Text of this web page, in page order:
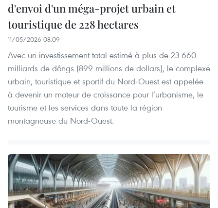
d'envoi d'un méga-projet urbain et
touristique de 228 hectares
11/05/2026 08:09
Avec un investissement total estimé à plus de 23 660
milliards de dôngs (899 millions de dollars), le complexe
urbain, touristique et sportif du Nord-Ouest est appelée
à devenir un moteur de croissance pour l’urbanisme, le
tourisme et les services dans toute la région
montagneuse du Nord-Ouest.